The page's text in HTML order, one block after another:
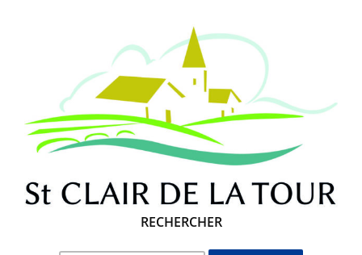
RECHERCHER